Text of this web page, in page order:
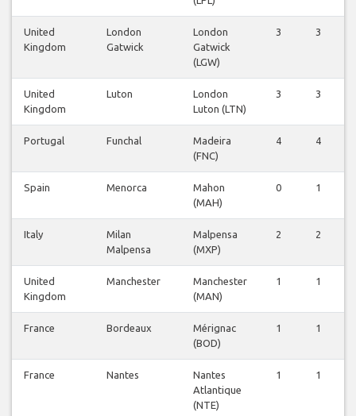
United
Kingdom
London
Gatwick
London
Gatwick
(LGW)
3 3
United
Kingdom
Luton
London
Luton (LTN)
3 3
Portugal Funchal
Madeira
(FNC)
4 4
Spain Menorca
Mahon
(MAH)
0 1
Italy
Milan
Malpensa
Malpensa
(MXP)
2 2
United
Kingdom
Manchester
Manchester
(MAN)
1 1
France Bordeaux
Mérignac
(BOD)
1 1
France Nantes
Nantes
Atlantique
(NTE)
1 1